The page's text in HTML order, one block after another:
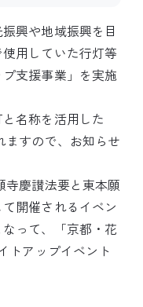
興や地域振興を目
用していた行灯等
支援事業」を実施
名称を活用した
ますので、お知らせ
寺慶讃法要と東本願
開催されるイベン
って、「京都・花
トアップイベント